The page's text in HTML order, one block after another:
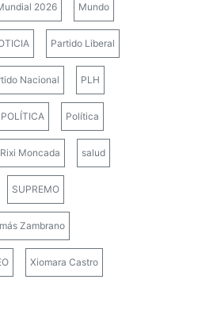
2026 Mundo
Partido Liberal
Nacional PLH
POLÍTICA Política
Rixi Moncada salud
SUPREMO
Zambrano
Xiomara Castro